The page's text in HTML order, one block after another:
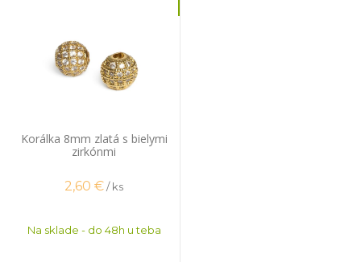
Korálka 8mm zlatá s bielymi
zirkónmi
2,60 €/ ks
Na sklade - do 48h u teba